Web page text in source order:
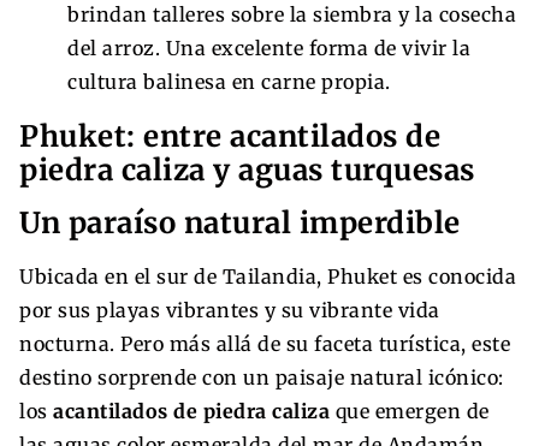
brindan talleres sobre la siembra y la cosecha
del arroz. Una excelente forma de vivir la
cultura balinesa en carne propia.
Phuket: entre acantilados de
piedra caliza y aguas turquesas
Un paraíso natural imperdible
Ubicada en el sur de Tailandia, Phuket es conocida
por sus playas vibrantes y su vibrante vida
nocturna. Pero más allá de su faceta turística, este
destino sorprende con un paisaje natural icónico:
los acantilados de piedra caliza que emergen de